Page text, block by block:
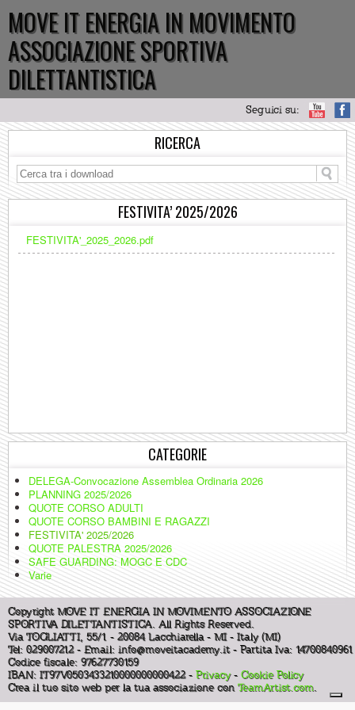
MOVE IT ENERGIA IN MOVIMENTO
ASSOCIAZIONE SPORTIVA
DILETTANTISTICA
Seguici su:
RICERCA
FESTIVITA’ 2025/2026
FESTIVITA'_2025_2026.pdf
CATEGORIE
DELEGA-Convocazione Assemblea Ordinaria 2026
PLANNING 2025/2026
QUOTE CORSO ADULTI
QUOTE CORSO BAMBINI E RAGAZZI
FESTIVITA' 2025/2026
QUOTE PALESTRA 2025/2026
SAFE GUARDING: MOGC E CDC
Varie
Copyright MOVE IT ENERGIA IN MOVIMENTO ASSOCIAZIONE
SPORTIVA DILETTANTISTICA. All Rights Reserved.
Via TOGLIATTI, 55/1 - 20084 Lacchiarella - MI - Italy (MI)
Tel: 029007212 - Email: info@moveitacademy.it- Partita Iva:
Codice fiscale: 97627730159
IBAN: IT97V0503433210000000000422 - Privacy- Cookie Policy
Crea il tuo sito web per la tua associazione con TeamArtist.com.